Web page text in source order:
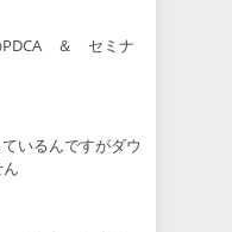
PDCA ＆ セミナ
ているんですがダウ